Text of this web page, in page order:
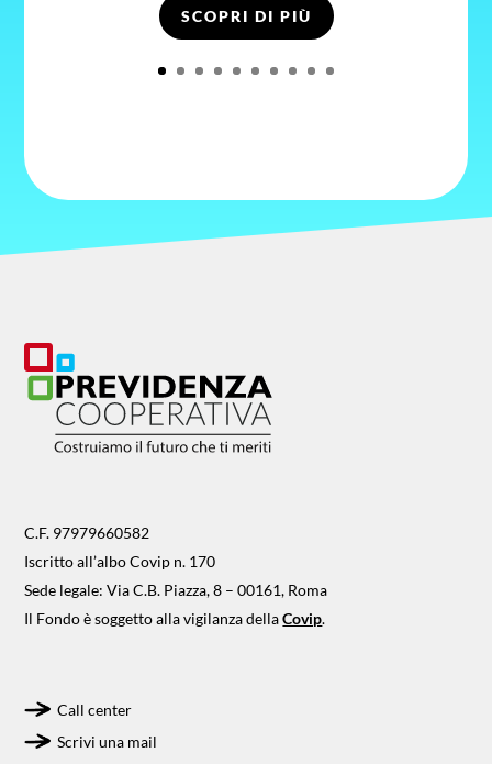
SCOPRI DI PIÙ
C.F. 97979660582
Iscritto all’albo Covip n. 170
Sede legale: Via C.B. Piazza, 8 – 00161, Roma
Il Fondo è soggetto alla vigilanza dellaCovip.
Call center
Scrivi una mail